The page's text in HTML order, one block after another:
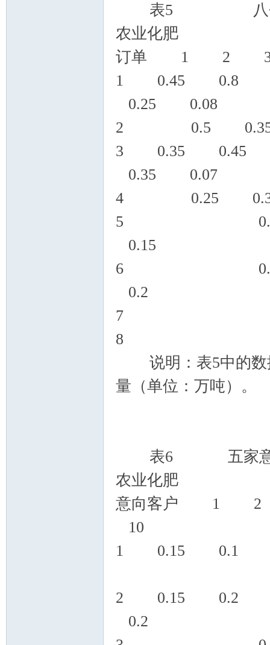
表5 八个签约
农业化肥
订单 1
1 0.45
0.25 0.08
2
3 0.35
0.35 0.07
4
5 0.35
0.15
6 0.45
0.2
7
8
说明：表5中的数
量（单位：万吨）。
表6 五家意向签
农业化肥
意向客
10
1 0.15
2 0.15
0.2